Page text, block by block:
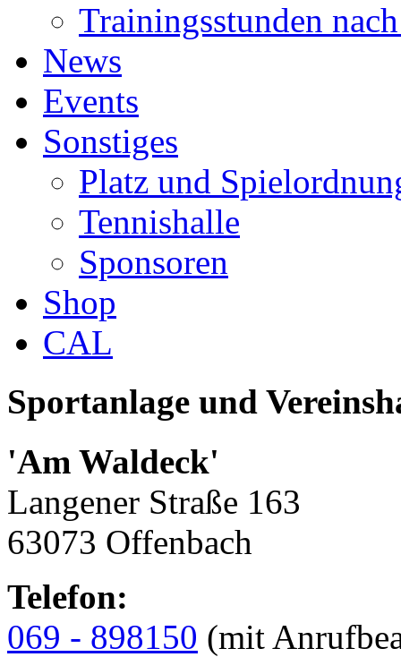
Trainingsstunden
News
Events
Sonstiges
Platz und
Tennishalle
Sponsoren
Shop
CAL
Sportanlage und
'Am Waldeck'
Langener Straße 163
63073 Offenbach
Telefon:
069 - 898150 (mit